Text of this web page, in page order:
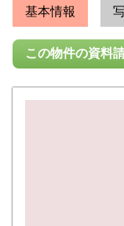
基本情報
この物件の資料